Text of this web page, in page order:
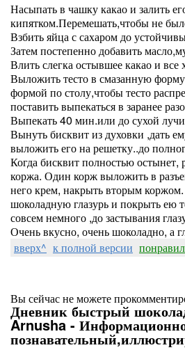
Насыпать в чашку какао и залить
кипятком.Перемешать,чтобы не
Взбить яйца с сахаром до
Затем постепенно добавить
Влить слегка остывшее какао и
Выложить тесто в смазанную
формой по столу,чтобы тесто
поставить выпекаться в заранее
Выпекать 40 мин.или до сухой
Вынуть бисквит из духовки ,дать
выложить его на решетку..до
Когда бисквит полностью остынет,
коржа. Один корж выложить в
него крем, накрыть вторым
шоколадную глазурь и покрыть ею
совсем немного ,до застывания
Очень вкусно, очень шоколадно, а
вверх^ к полной версии
Вы сейчас не можете
Дневник быстрый
Arnusha -